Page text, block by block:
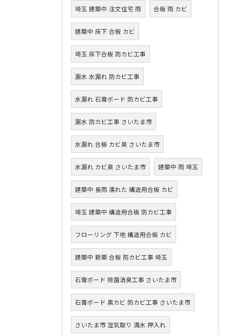
埼玉 建築中 注文住宅 雨 合板 雨 カビ
建築中 床下 合板 カビ
埼玉 床下合板 防カビ工事
漏水 水漏れ 防カビ工事
水漏れ 石膏ボード 防カビ工事
漏水 防カビ工事 さいたま市
水漏れ 合板 カビ臭 さいたま市
水漏れ カビ臭 さいたま市 建築中 雨 埼玉
建築中 長雨 濡れた 構造用合板 カビ
埼玉 建築中 構造用合板 防カビ工事
フローリング 下地 構造用合板 カビ
建築中 新築 合板 防カビ工事 埼玉
石膏ボード 除菌消臭工事 さいたま市
石膏ボード 黒カビ 防カビ工事 さいたま市
さいたま市 湿気取り 満水 押入れ